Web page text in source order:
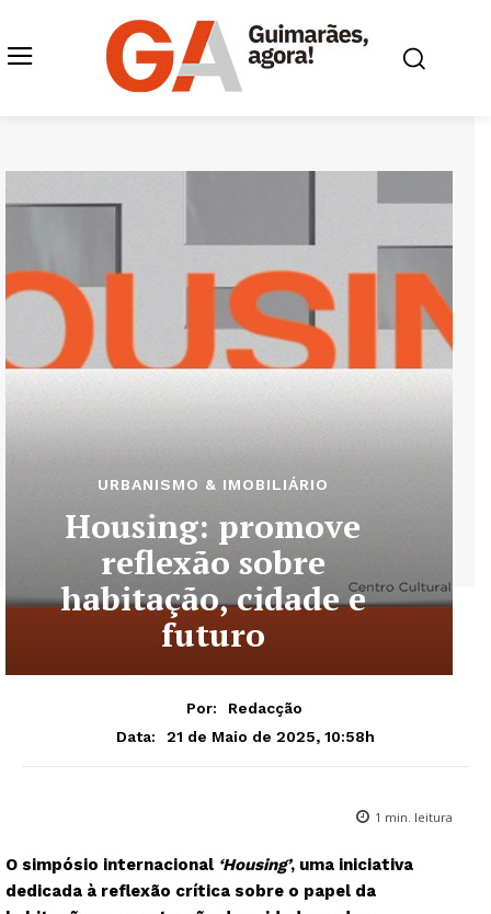
URBANISMO & IMOBILIÁRIO
Housing: promove
reflexão sobre
habitação, cidade e
futuro
Por:
Redacção
Data:
21 de Maio de 2025, 10:58h
1 min. leitura
O simpósio internacional ‘Housing’, uma iniciativa
dedicada à reflexão crítica sobre o papel da